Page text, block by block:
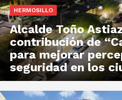
HERMOSILLO
Alcalde Toño
contribución de
para mejorar
seguridad en los